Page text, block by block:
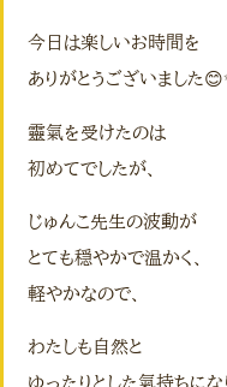
今日は楽しいお時間を
ありがとうございました
靈氣を受けたのは
初めてでしたが、
じゅんこ先生の波動が
とても穏やかで温かく、
軽やかなので、
わたしも自然と
ゆったりとした氣持ちに